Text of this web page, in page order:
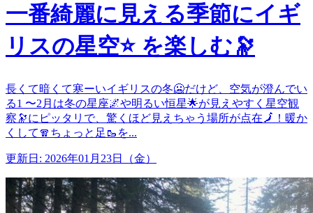
一番綺麗に見える季節にイギ
リスの星空⭐ を楽しむ🔭
長くて暗くて寒ーいイギリスの冬🥶だけど、空気が澄んでい
る1 〜2月は冬の星座🌌や明るい恒星🌟が見えやすく星空観
察🔭にピッタリで、驚くほど見えちゃう場所が点在🗾！暖か
くして🧣ちょっと足🥾を...
更新日: 2026年01月23日（金）